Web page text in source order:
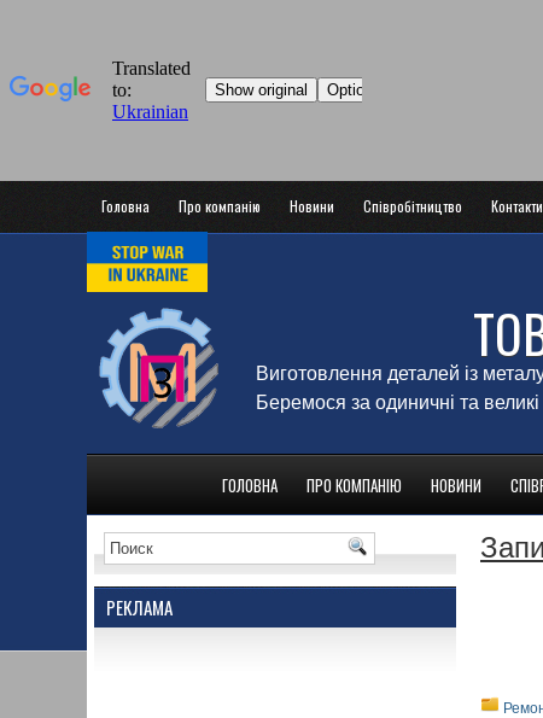
Головна Про компанію Новини Співробітництво Контакти
Виготовлення деталей із
Беремося за одиничні та
ГОЛОВНА ПРО КОМПАНІЮ НОВИНИ
РЕКЛАМА